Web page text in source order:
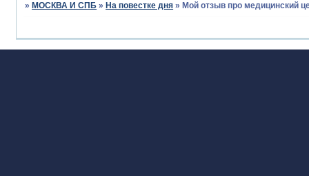
» МОСКВА И СПБ » На повестке дня » Мой отзыв про медицинский